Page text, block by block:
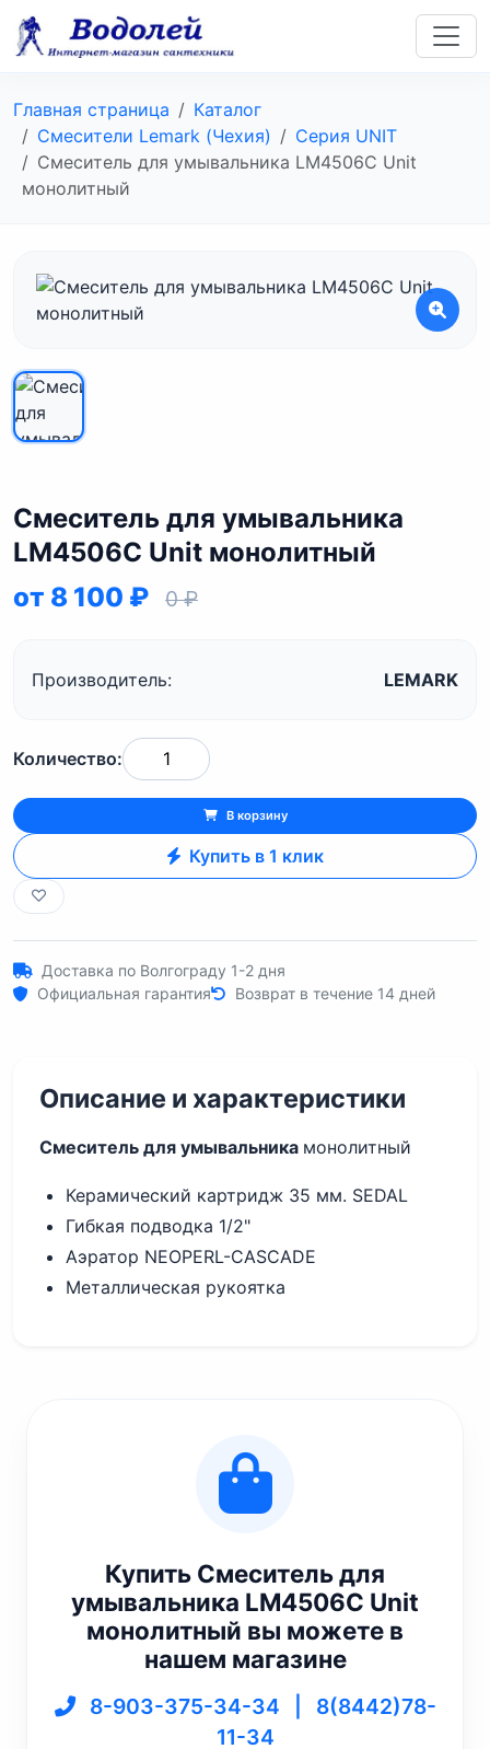
Главная страница
Каталог
Смесители Lemark (Чехия)
Серия UNIT
Смеситель для умывальника LM4506C Unit
монолитный
Смеситель для умывальника
LM4506C Unit монолитный
от 8 100 ₽
0 ₽
Производитель: LEMARK
Количество:
В корзину
Купить в 1 клик
Доставка по Волгограду 1-2 дня
Официальная гарантия
Возврат в течение 14 дней
Описание и характеристики
Смеситель для умывальника монолитный
Керамический картридж 35 мм. SEDAL
Гибкая подводка 1/2"
Аэратор NEOPERL-CASCADE
Металлическая рукоятка
Купить Смеситель для
умывальника LM4506C Unit
монолитный вы можете в
нашем магазине
8-903-375-34-34
8(8442)78-
11-34